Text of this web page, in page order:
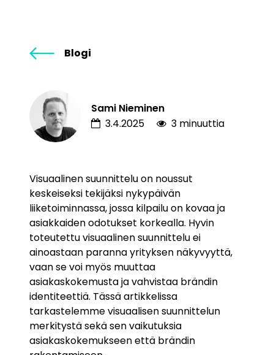
Blogi
Sami Nieminen
3.4.2025
3 minuuttia
Visuaalinen suunnittelu on noussut
keskeiseksi tekijäksi nykypäivän
liiketoiminnassa, jossa kilpailu on kovaa ja
asiakkaiden odotukset korkealla. Hyvin
toteutettu visuaalinen suunnittelu ei
ainoastaan paranna yrityksen näkyvyyttä,
vaan se voi myös muuttaa
asiakaskokemusta ja vahvistaa brändin
identiteettiä. Tässä artikkelissa
tarkastelemme visuaalisen suunnittelun
merkitystä sekä sen vaikutuksia
asiakaskokemukseen että brändin